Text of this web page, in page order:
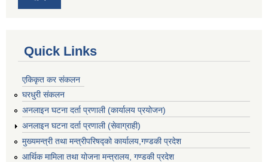
Quick Links
एकिकृत कर संकलन
घरधुरी संकलन
अनलाइन घटना दर्ता प्रणाली (कार्यालय प्रयोजन)
अनलाइन घटना दर्ता प्रणाली (सेवाग्राही)
मुख्यमन्त्री तथा मन्त्रीपरिषद्को कार्यालय,गण्डकी प्रदेश
आर्थिक मामिला तथा योजना मन्त्रालय, गण्डकी प्रदेश